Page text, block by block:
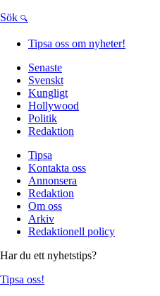
Sök
Tipsa oss om nyheter!
Senaste
Svenskt
Kungligt
Hollywood
Politik
Redaktion
Tipsa
Kontakta oss
Annonsera
Redaktion
Om oss
Arkiv
Redaktionell policy
Har du ett nyhetstips?
Tipsa oss!